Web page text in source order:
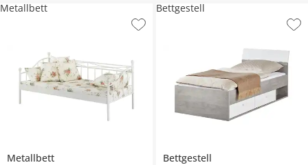
Metallbett
Metallbett
Bettgestell
Bettgestell